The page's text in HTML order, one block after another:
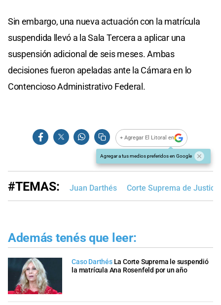
Sin embargo, una nueva actuación con la matrícula
suspendida llevó a la Sala Tercera a aplicar una
suspensión adicional de seis meses. Ambas
decisiones fueron apeladas ante la Cámara en lo
Contencioso Administrativo Federal.
+ Agregar El Litoral en
Agregar a tus medios preferidos en Google
#TEMAS: Juan Darthés Corte Suprema de
Además tenés que leer:
Caso Darthés La Corte Suprema le suspendió
la matrícula Ana Rosenfeld por un año